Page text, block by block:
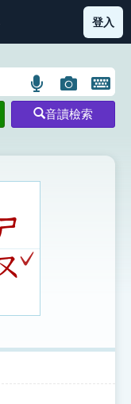
部首索引表圖示
登入
語
言
搜
示
圖
片
搜
開
鍵
圖
音讀檢索
ˇ